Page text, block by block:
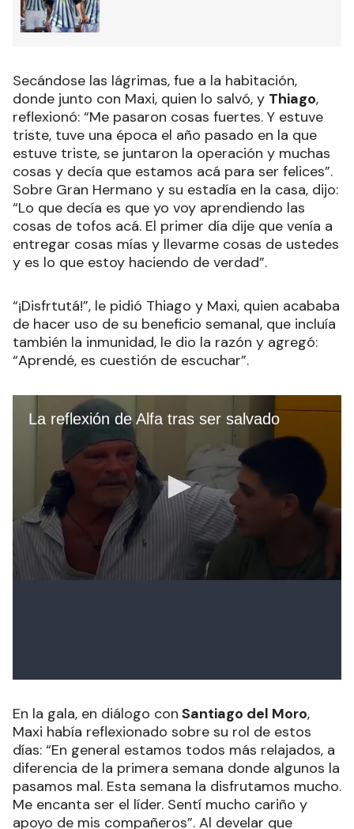
Secándose las lágrimas, fue a la habitación,
donde junto con Maxi, quien lo salvó, y Thiago,
reflexionó: “Me pasaron cosas fuertes. Y estuve
triste, tuve una época el año pasado en la que
estuve triste, se juntaron la operación y muchas
cosas y decía que estamos acá para ser felices”.
Sobre Gran Hermano y su estadía en la casa, dijo:
“Lo que decía es que yo voy aprendiendo las
cosas de tofos acá. El primer día dije que venía a
entregar cosas mías y llevarme cosas de ustedes
y es lo que estoy haciendo de verdad”.
“¡Disfrtutá!”, le pidió Thiago y Maxi, quien acababa
de hacer uso de su beneficio semanal, que incluía
también la inmunidad, le dio la razón y agregó:
“Aprendé, es cuestión de escuchar”.
En la gala, en diálogo con Santiago del Moro,
Maxi había reflexionado sobre su rol de estos
días: “En general estamos todos más relajados, a
diferencia de la primera semana donde algunos la
pasamos mal. Esta semana la disfrutamos mucho.
Me encanta ser el líder. Sentí mucho cariño y
apoyo de mis compañeros”. Al develar que